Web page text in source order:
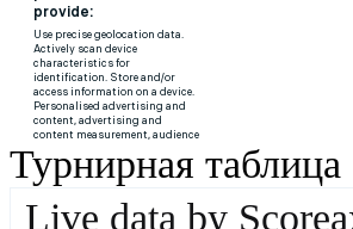
Турнирная таблица
Live data by